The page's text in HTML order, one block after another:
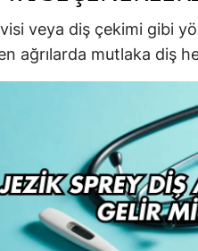
veya diş çekimi gibi
ağrılarda mutlaka diş